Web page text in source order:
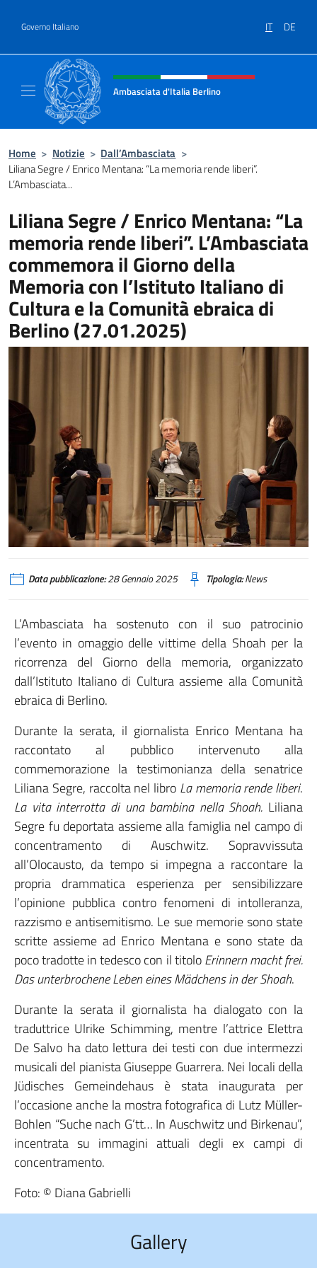
Governo Italiano IT DE
Intestazione sito, social e menù
Ambasciata d'Italia Berlino
Home > Notizie > Dall’Ambasciata >
Liliana Segre / Enrico Mentana: “La memoria rende liberi”.
L’Ambasciata...
Liliana Segre / Enrico Mentana: “La
memoria rende liberi”. L’Ambasciata
commemora il Giorno della
Memoria con l’Istituto Italiano di
Cultura e la Comunità ebraica di
Berlino (27.01.2025)
Data pubblicazione:28 Gennaio 2025 Tipologia:News
L’Ambasciata ha sostenuto con il suo patrocinio
l’evento in omaggio delle vittime della Shoah per la
ricorrenza del Giorno della memoria, organizzato
dall’Istituto Italiano di Cultura assieme alla Comunità
ebraica di Berlino.
Durante la serata, il giornalista Enrico Mentana ha
raccontato al pubblico intervenuto alla
commemorazione la testimonianza della senatrice
Liliana Segre, raccolta nel libro La memoria rende liberi.
La vita interrotta di una bambina nella Shoah. Liliana
Segre fu deportata assieme alla famiglia nel campo di
concentramento di Auschwitz. Sopravvissuta
all’Olocausto, da tempo si impegna a raccontare la
propria drammatica esperienza per sensibilizzare
l’opinione pubblica contro fenomeni di intolleranza,
razzismo e antisemitismo. Le sue memorie sono state
scritte assieme ad Enrico Mentana e sono state da
poco tradotte in tedesco con il titoloErinnern macht frei.
Das unterbrochene Leben eines Mädchens in der Shoah.
Durante la serata il giornalista ha dialogato con la
traduttrice Ulrike Schimming, mentre l’attrice Elettra
De Salvo ha dato lettura dei testi con due intermezzi
musicali del pianista Giuseppe Guarrera. Nei locali della
Jüdisches Gemeindehaus è stata inaugurata per
l’occasione anche la mostra fotografica di Lutz Müller-
Bohlen “Suche nach G’tt… In Auschwitz und Birkenau”,
incentrata su immagini attuali degli ex campi di
concentramento.
Foto: © Diana Gabrielli
Gallery